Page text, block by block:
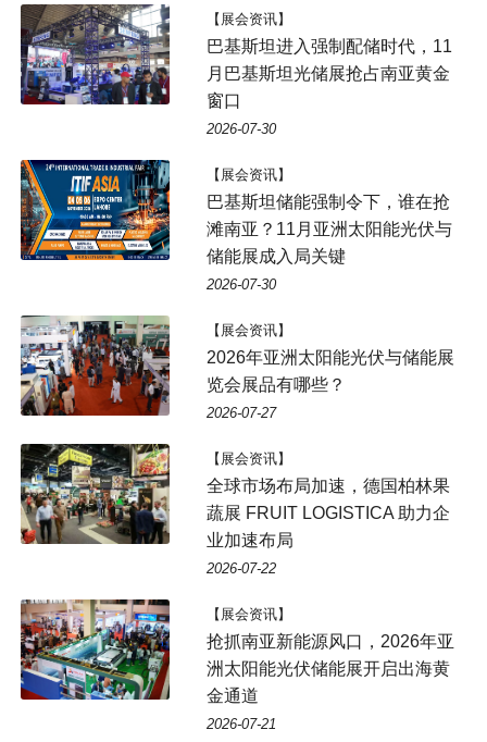
【展会资讯】
巴基斯坦进入强制配储时代，11
月巴基斯坦光储展抢占南亚黄金
窗口
2026-07-30
【展会资讯】
巴基斯坦储能强制令下，谁在抢
滩南亚？11月亚洲太阳能光伏与
储能展成入局关键
2026-07-30
【展会资讯】
2026年亚洲太阳能光伏与储能展
览会展品有哪些？
2026-07-27
【展会资讯】
全球市场布局加速，德国柏林果
蔬展 FRUIT LOGISTICA 助力企
业加速布局
2026-07-22
【展会资讯】
抢抓南亚新能源风口，2026年亚
洲太阳能光伏储能展开启出海黄
金通道
2026-07-21